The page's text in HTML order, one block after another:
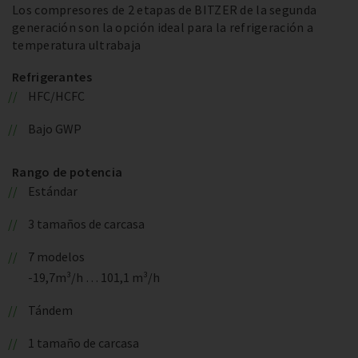
Los compresores de 2 etapas de BITZER de la segunda
generación son la opción ideal para la refrigeración a
temperatura ultrabaja
Refrigerantes
HFC/HCFC
Bajo GWP
Rango de potencia
Estándar
3 tamaños de carcasa
7 modelos
-19,7m³/h … 101,1 m³/h
Tándem
1 tamaño de carcasa